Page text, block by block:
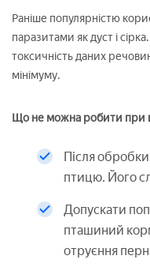
Раніше популярністю
паразитами як дуст і
токсичність даних
мінімуму.
Що не можна робити при
Після
птицю. Його
Допускати
пташиний
отруєння